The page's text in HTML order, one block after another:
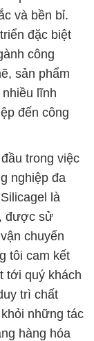
lĩnh
đến công
trong việc
nghiệp đa
là
được sử
chuyển
tôi cam kết
quý khách
trì chất
những tác
hàng hóa
tôi là cam
tôi luôn
toàn cao cấp